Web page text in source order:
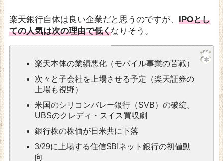
楽天銀行自体は良い企業だと思うのですが、 IPOとし
ての人気は次の理由で低くなりそう。
楽天本体の業績悪化（モバイル事業の苦戦）
次々と子会社を上場させる予定（楽天証券の
上場も視野）
米国のシリコンバレー銀行（SVB）の破綻。
UBSのクレディ・スイス買収劇
銀行株の株価が日米共に下落
3/29に上場する住信SBIネット銀行の初値動
向